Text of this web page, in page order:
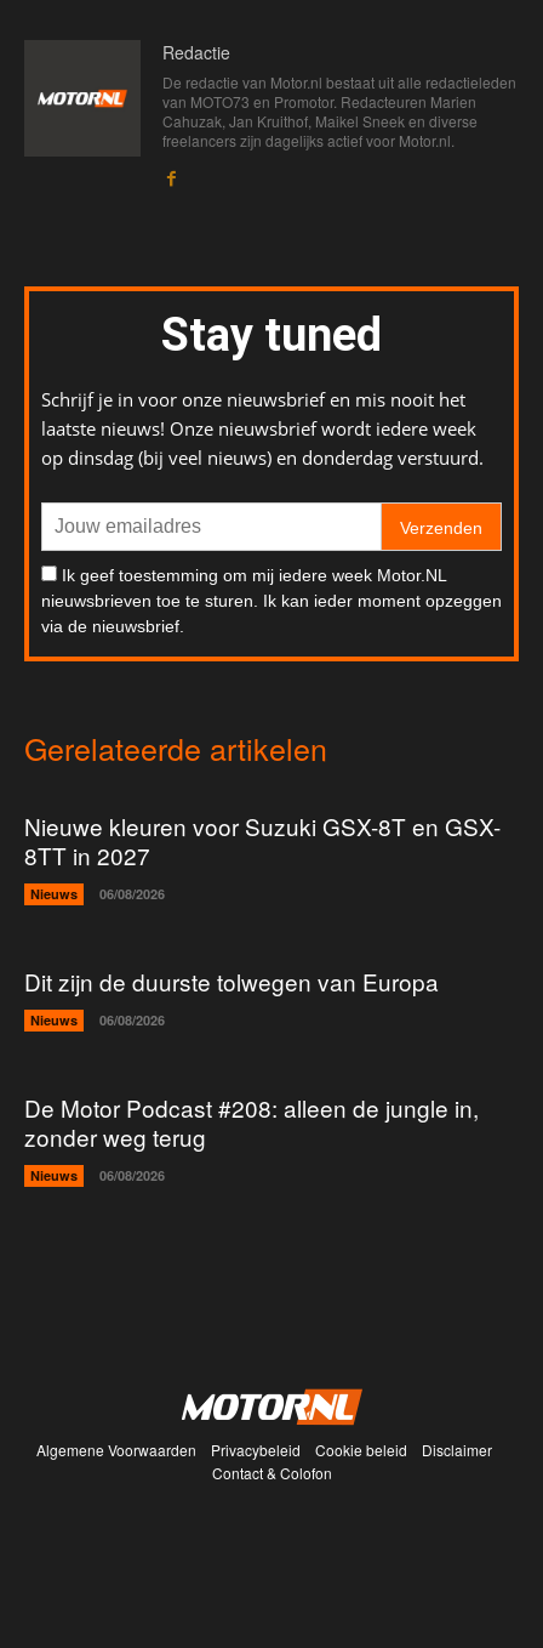
Redactie
De redactie van Motor.nl bestaat uit alle redactieleden
van MOTO73 en Promotor. Redacteuren Marien
Cahuzak, Jan Kruithof, Maikel Sneek en diverse
freelancers zijn dagelijks actief voor Motor.nl.
Stay tuned
Schrijf je in voor onze nieuwsbrief en mis nooit het
laatste nieuws! Onze nieuwsbrief wordt iedere week
op dinsdag (bij veel nieuws) en donderdag verstuurd.
Verzenden
Ik geef toestemming om mij iedere week Motor.NL
nieuwsbrieven toe te sturen. Ik kan ieder moment opzeggen
via de nieuwsbrief.
Gerelateerde artikelen
Nieuwe kleuren voor Suzuki GSX-8T en GSX-
8TT in 2027
Nieuws 06/08/2026
Dit zijn de duurste tolwegen van Europa
Nieuws 06/08/2026
De Motor Podcast #208: alleen de jungle in,
zonder weg terug
Nieuws 06/08/2026
Algemene Voorwaarden Privacybeleid Cookie beleid
Disclaimer
Contact & Colofon